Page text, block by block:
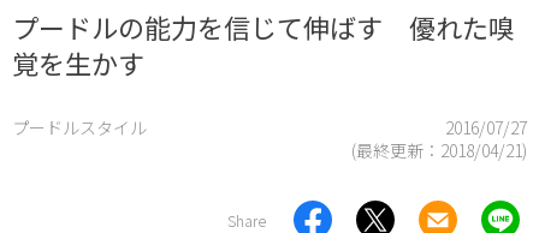
プードルの能力を信じて伸ばす 優れた嗅
覚を生かす
プードルスタイル
2016/07/27
(最終更新： 2018/04/21)
Share